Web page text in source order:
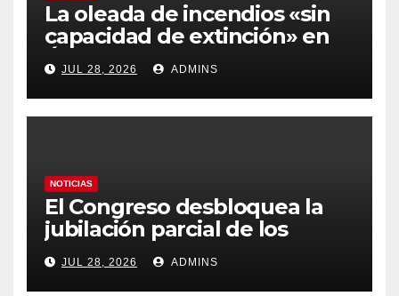
La oleada de incendios «sin
capacidad de extinción» en
Ávila y al oeste de Madrid
obliga a declarar la
emergencia nacional
JUL 28, 2026 ADMINS
NOTICIAS
El Congreso desbloquea la
jubilación parcial de los
trabajadores laborales del
sector público
JUL 28, 2026 ADMINS